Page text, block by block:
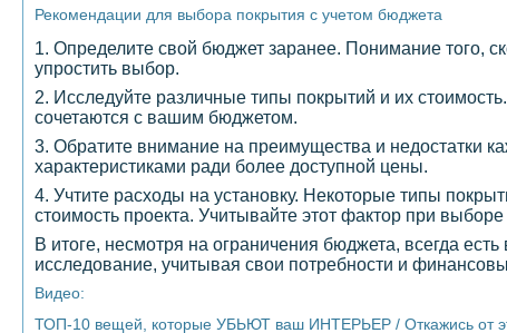
Рекомендации для выбора покрытия с учетом бюджета
1. Определите свой бюджет заранее. Понимание того,
упростить выбор.
2. Исследуйте различные типы покрытий и их
сочетаются с вашим бюджетом.
3. Обратите внимание на преимущества и недостатки
характеристиками ради более доступной цены.
4. Учтите расходы на установку. Некоторые типы
стоимость проекта. Учитывайте этот фактор при
В итоге, несмотря на ограничения бюджета, всегда
исследование, учитывая свои потребности и
Видео:
ТОП-10 вещей, которые УБЬЮТ ваш ИНТЕРЬЕР / Откажись от